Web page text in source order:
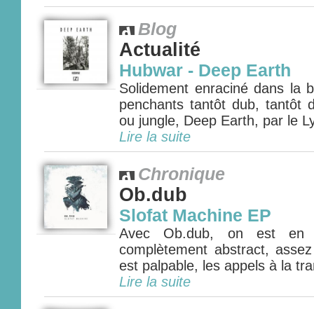
Blog
Actualité
Hubwar - Deep Earth
Solidement enraciné dans la
penchants tantôt dub, tantôt
ou jungle, Deep Earth, par le
Lire la suite
Chronique
Ob.dub
Slofat Machine EP
Avec Ob.dub, on est en
complètement abstract,
est palpable, les appels à la
Lire la suite